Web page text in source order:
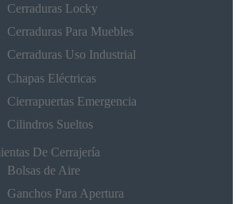
Cerraduras Locky
Cerraduras Para Muebles
Cerraduras Uso Industrial
Chapas Eléctricas
Cierrapuertas Emergencia
Cilindros Sueltos
De Cerrajería
Bolsas de Aire
Ganchos Para Apertura